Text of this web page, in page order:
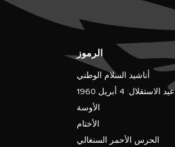
الرموز
أناشيد السلام الوطني
عيد الاستقلال: 4 أبريل 1960
الأوسة
الأختام
الحرس الأحمر السنغالي